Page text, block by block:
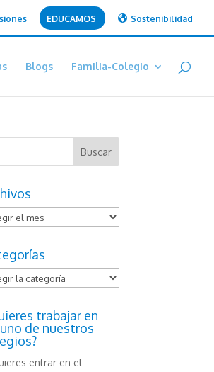
EDUCAMOS Sostenibilidad
Blogs Familia-Colegio
trabajar en
de nuestros
entrar en el